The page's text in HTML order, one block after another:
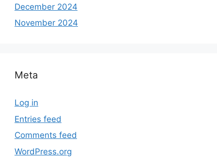
December 2024
November 2024
Meta
Log in
Entries feed
Comments feed
WordPress.org